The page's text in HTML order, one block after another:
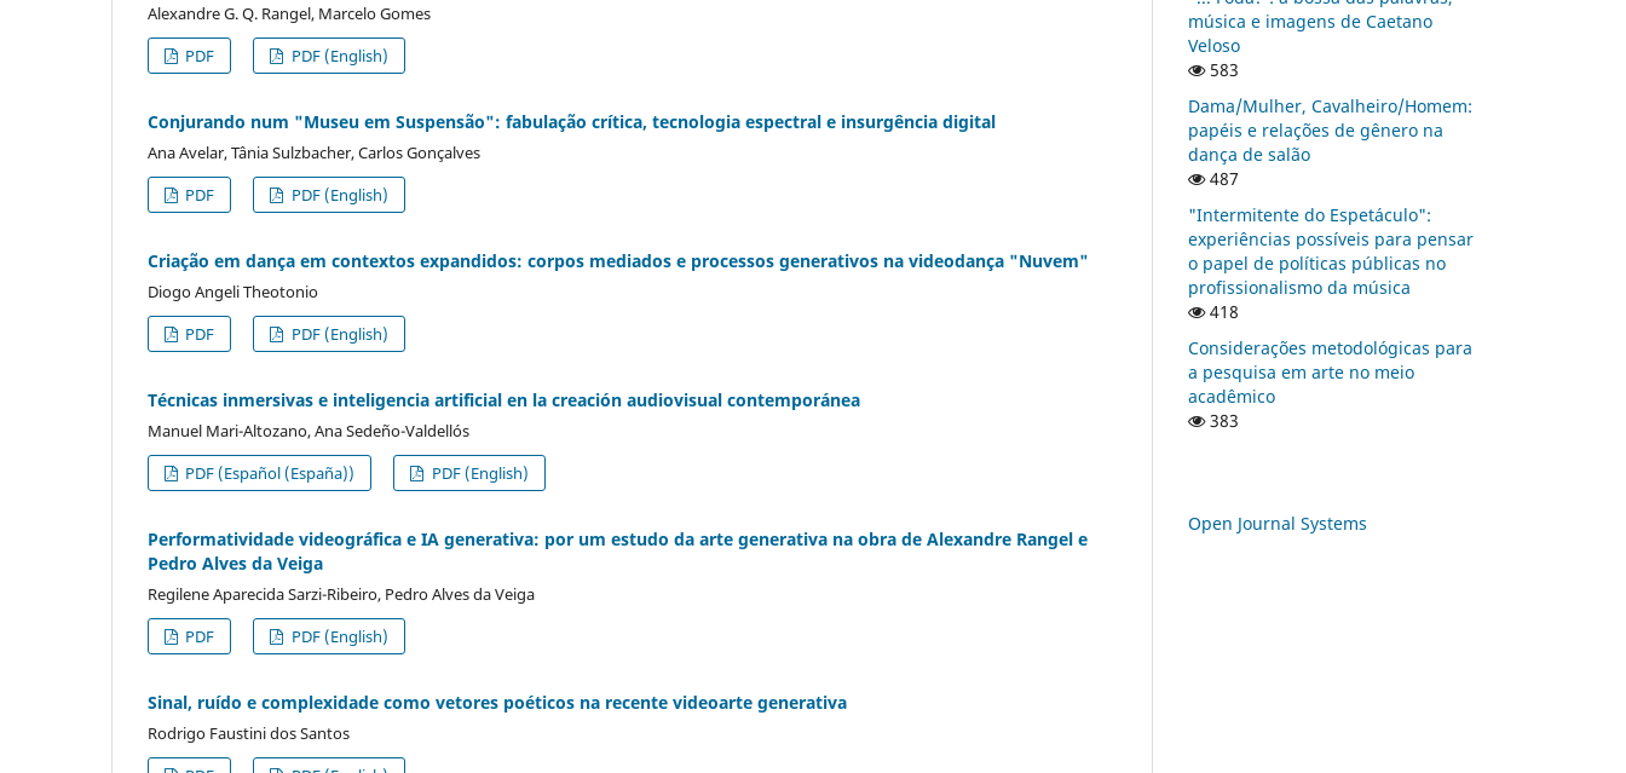
Alexandre G. Q. Rangel, Marcelo Gomes
PDF
PDF (English)
Conjurando num "Museu em Suspensão": fabulação crítica, tecnologia espectral e insurgência digital
Ana Avelar, Tânia Sulzbacher, Carlos Gonçalves
PDF
PDF (English)
Criação em dança em contextos expandidos: corpos mediados e processos generativos na videodança "Nuvem"
Diogo Angeli Theotonio
PDF
PDF (English)
Técnicas inmersivas e inteligencia artificial en la creación audiovisual contemporánea
Manuel Mari-Altozano, Ana Sedeño-Valdellós
PDF (Español (España))
PDF (English)
Performatividade videográfica e IA generativa: por um estudo da arte generativa na obra de Alexandre Rangel e
Pedro Alves da Veiga
Regilene Aparecida Sarzi-Ribeiro, Pedro Alves da Veiga
PDF
PDF (English)
Sinal, ruído e complexidade como vetores poéticos na recente videoarte generativa
Rodrigo Faustini dos Santos
música e imagens de Caetano
Veloso
583
Dama/Mulher, Cavalheiro/Homem:
papéis e relações de gênero na
dança de salão
487
"Intermitente do Espetáculo":
experiências possíveis para pensar
o papel de políticas públicas no
profissionalismo da música
418
Considerações metodológicas para
a pesquisa em arte no meio
acadêmico
383
Open Journal Systems